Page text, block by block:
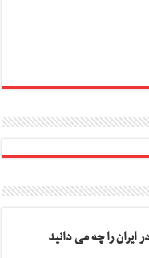
را چه می دانید